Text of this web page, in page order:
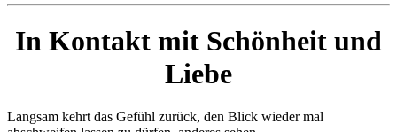
In Kontakt mit Schönheit und
Liebe
Langsam kehrt das Gefühl zurück, den Blick wieder mal